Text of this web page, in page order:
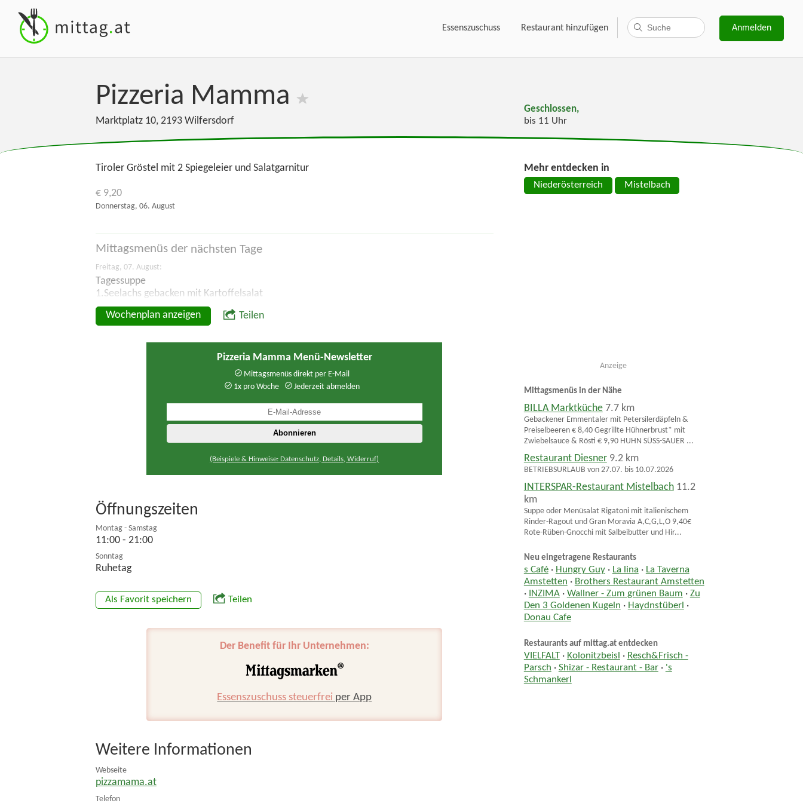
Essenszuschuss Restaurant hinzufügen Anmelden
Pizzeria Mamma
Marktplatz 10, 2193 Wilfersdorf
Geschlossen,
bis 11 Uhr
Tiroler Gröstel mit 2 Spiegeleier und Salatgarnitur
€ 9,20
Donnerstag, 06. August
Mittagsmenüs der nächsten Tage
Freitag, 07. August:
Tagessuppe
1.Seelachs gebacken mit Kartoffelsalat
Wochenplan anzeigen Teilen
Pizzeria Mamma Menü-Newsletter
Mittagsmenüs direkt per E-Mail
1x pro Woche
Jederzeit abmelden
(Beispiele & Hinweise: Datenschutz, Details, Widerruf)
Öffnungszeiten
Montag - Samstag
11:00 - 21:00
Sonntag
Ruhetag
Als Favorit speichern Teilen
Der Benefit für Ihr Unternehmen:
Essenszuschuss steuerfrei per App
Weitere Informationen
Webseite
pizzamama.at
Telefon
Mehr entdecken in
Niederösterreich Mistelbach
Anzeige
Mittagsmenüs in der Nähe
BILLA Marktküche 7.7 km
Gebackener Emmentaler mit Petersilerdäpfeln &
Preiselbeeren € 8,40 Gegrillte Hühnerbrust* mit
Zwiebelsauce & Rösti € 9,90 HUHN SÜSS-SAUER ...
Restaurant Diesner 9.2 km
BETRIEBSURLAUB von 27.07. bis 10.07.2026
INTERSPAR-Restaurant Mistelbach 11.2
km
Suppe oder Menüsalat Rigatoni mit italienischem
Rinder-Ragout und Gran Moravia A,C,G,L,O 9,40€
Rote-Rüben-Gnocchi mit Salbeibutter und Hir...
Neu eingetragene Restaurants
s Café· Hungry Guy· La lina · La Taverna
Amstetten · Brothers Restaurant Amstetten
· INZIMA· Wallner - Zum grünen Baum · Zu
Den 3 Goldenen Kugeln · Haydnstüberl ·
Donau Cafe
Restaurants auf mittag.at entdecken
VIELFALT · Kolonitzbeisl · Resch&Frisch -
Parsch · Shizar - Restaurant - Bar· 's
Schmankerl